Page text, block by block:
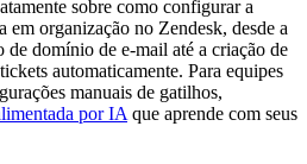
sobre como configurar a
em organização no Zendesk, desde a
de domínio de e-mail até a criação de
automaticamente. Para equipes
manuais de gatilhos,
por IA que aprende com seus